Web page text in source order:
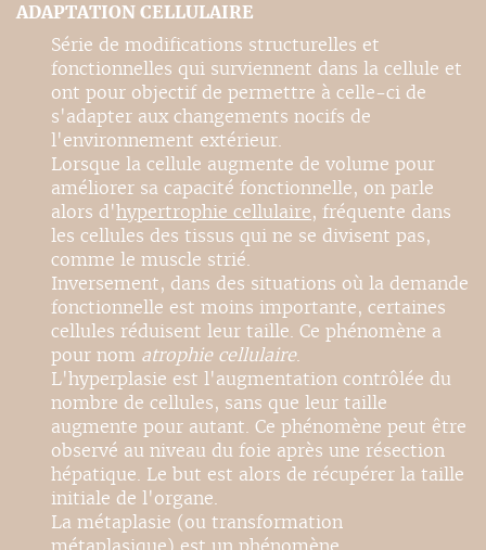
ADAPTATION CELLULAIRE
Série de modifications structurelles et
fonctionnelles qui surviennent dans la cellule et
ont pour objectif de permettre à celle-ci de
s'adapter aux changements nocifs de
l'environnement extérieur.
Lorsque la cellule augmente de volume pour
améliorer sa capacité fonctionnelle, on parle
alors d'hypertrophie cellulaire, fréquente dans
les cellules des tissus qui ne se divisent pas,
comme le muscle strié.
Inversement, dans des situations où la demande
fonctionnelle est moins importante, certaines
cellules réduisent leur taille. Ce phénomène a
pour nom atrophie cellulaire.
L'hyperplasie est l'augmentation contrôlée du
nombre de cellules, sans que leur taille
augmente pour autant. Ce phénomène peut être
observé au niveau du foie après une résection
hépatique. Le but est alors de récupérer la taille
initiale de l'organe.
La métaplasie (ou transformation